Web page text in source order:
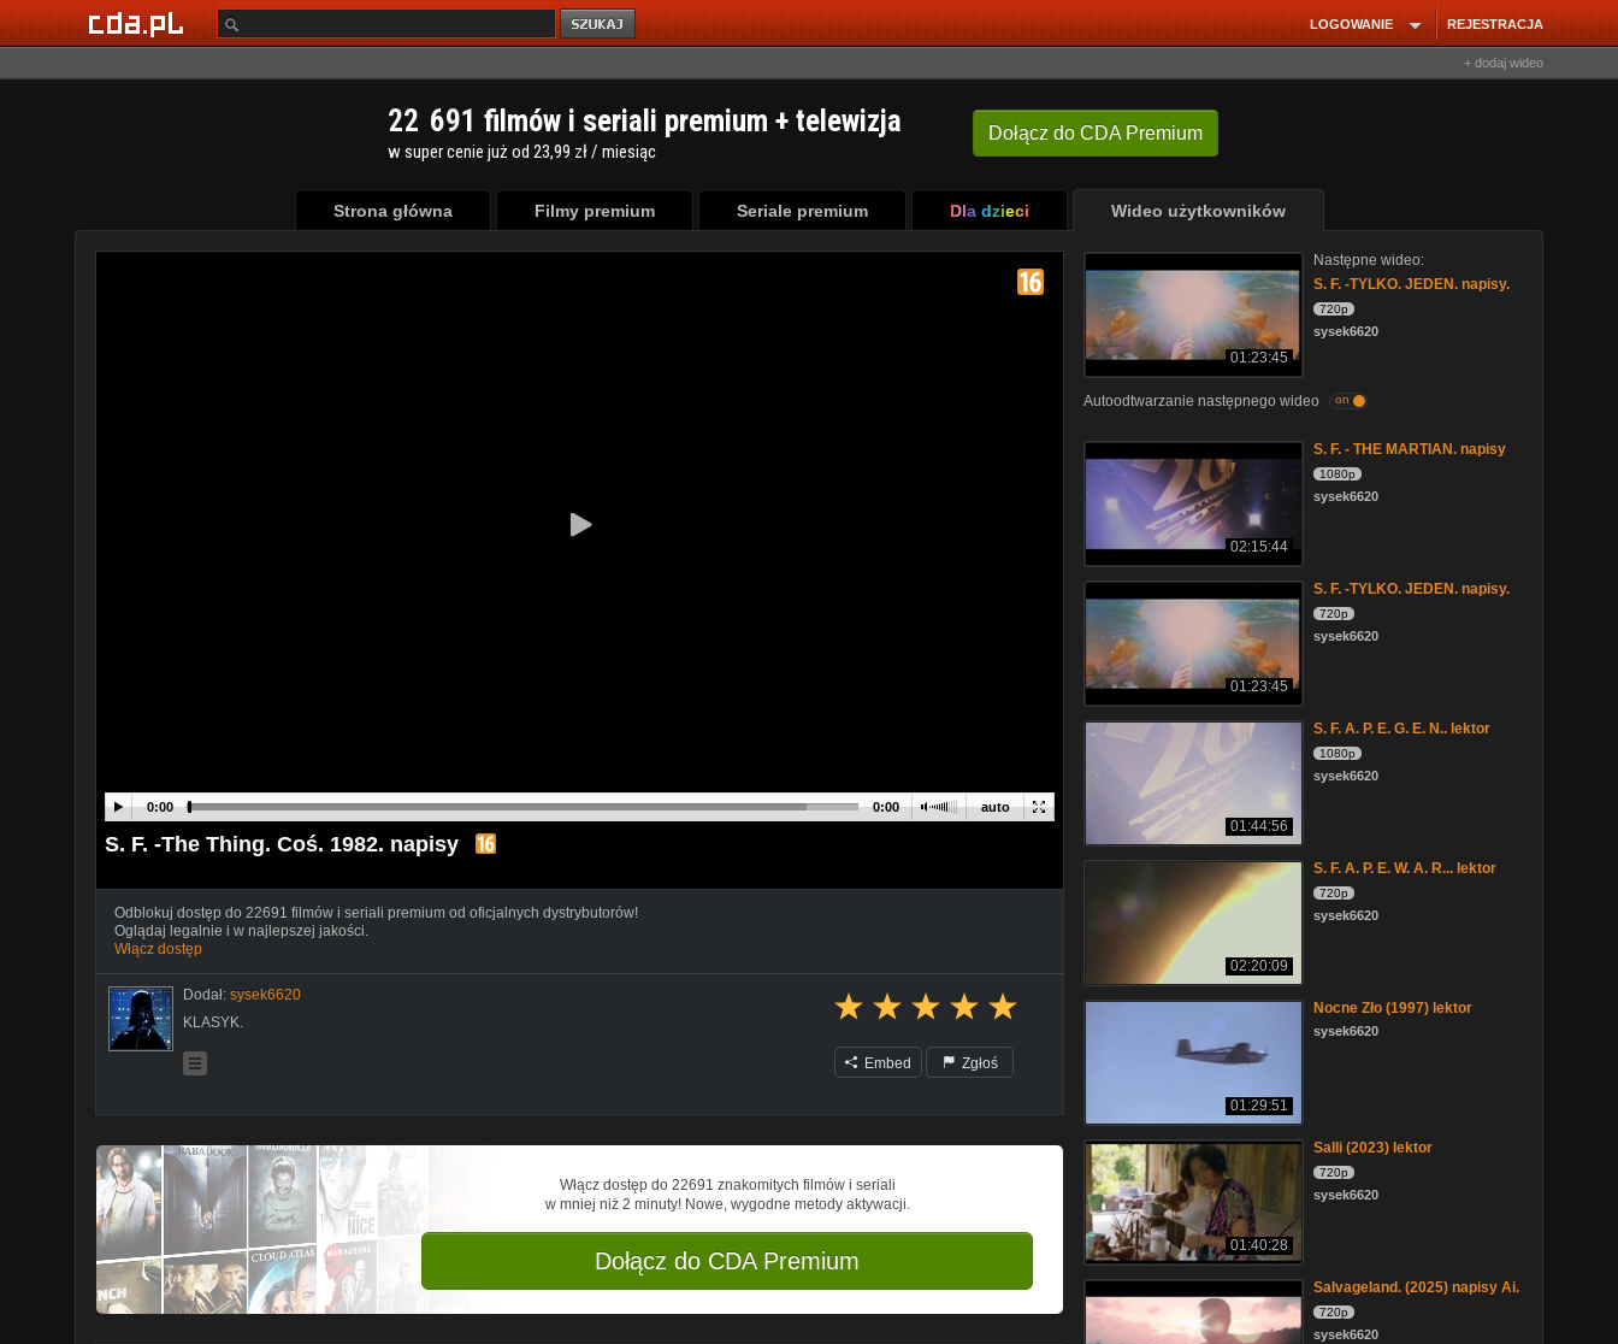
REJESTRACJA
LOGOWANIE
+ dodaj wideo
Dołącz do CDA Premium
22 691 filmów i seriali premium + telewizja
w super cenie już od 23,99 zł / miesiąc
Strona główna Filmy premium Seriale premium Dla dzieci Wideo użytkowników
auto
0:00 0:00
S. F. -The Thing. Coś. 1982. napisy
Odblokuj dostęp do 22691 filmów i seriali premium od oficjalnych dystrybutorów!
Oglądaj legalnie i w najlepszej jakości.
Włącz dostęp
Dodał: sysek6620
KLASYK.
Embed Zgłoś
Włącz dostęp do 22691 znakomitych filmów i seriali
w mniej niż 2 minuty! Nowe, wygodne metody aktywacji.
Dołącz do CDA Premium
01:23:45
Następne wideo:
S. F. -TYLKO. JEDEN. napisy.
720p
sysek6620
Autoodtwarzanie następnego wideo on
02:15:44
S. F. - THE MARTIAN. napisy
1080p
sysek6620
01:23:45
S. F. -TYLKO. JEDEN. napisy.
720p
sysek6620
01:44:56
S. F. A. P. E. G. E. N.. lektor
1080p
sysek6620
02:20:09
S. F. A. P. E. W. A. R... lektor
720p
sysek6620
01:29:51
Nocne Zło (1997) lektor
sysek6620
01:40:28
Salli (2023) lektor
720p
sysek6620
Salvageland. (2025) napisy Ai.
720p
sysek6620